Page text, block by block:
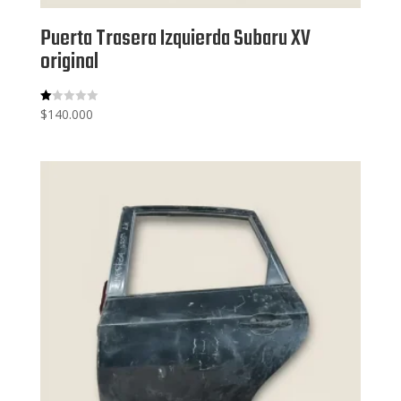
Puerta Trasera Izquierda Subaru XV
original
V
al
$140.000